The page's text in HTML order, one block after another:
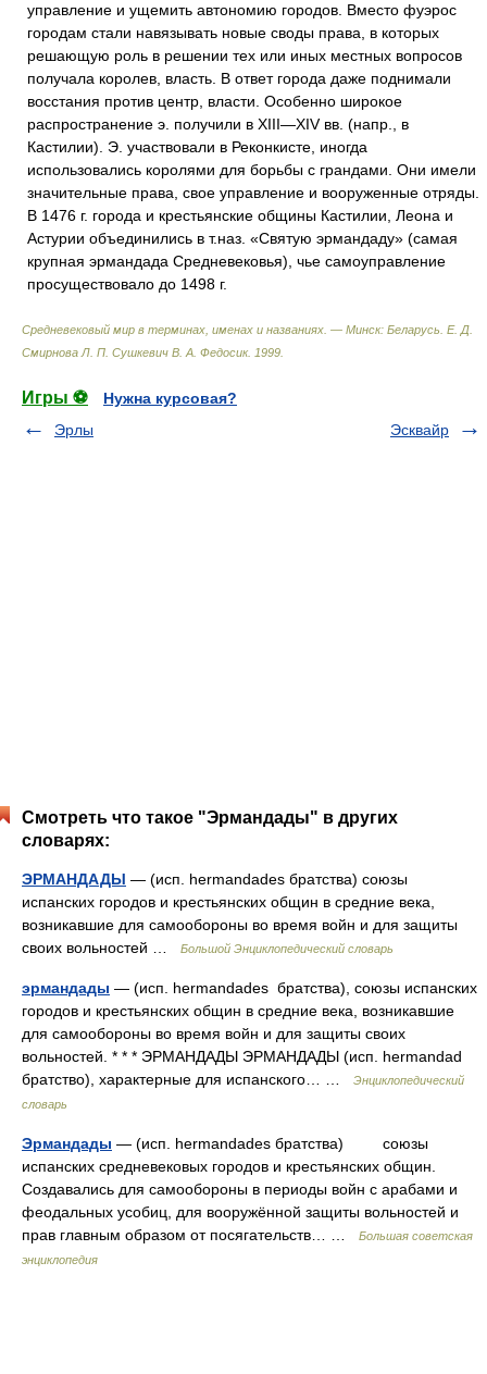
управление и ущемить автономию городов. Вместо фуэрос
городам стали навязывать новые своды права, в которых
решающую роль в решении тех или иных местных вопросов
получала королев, власть. В ответ города даже поднимали
восстания против центр, власти. Особенно широкое
распространение э. получили в XIII—XIV вв. (напр., в
Кастилии). Э. участвовали в Реконкисте, иногда
использовались королями для борьбы с грандами. Они имели
значительные права, свое управление и вооруженные отряды.
В 1476 г. города и крестьянские общины Кастилии, Леона и
Астурии объединились в т.наз. «Святую эрмандаду» (самая
крупная эрмандада Средневековья), чье самоуправление
просуществовало до 1498 г.
Средневековый мир в терминах, именах и названиях. — Минск: Беларусь Е. Д.
Смирнова Л. П. Сушкевич В. А. Федосик. 1999
Игры ⚽
Нужна курсовая?
Эрлы
Эсквайр
Смотреть что такое "Эрмандады" в других
словарях:
ЭРМАНДАДЫ — (исп. hermandades братства) союзы
испанских городов и крестьянских общин в средние века,
возникавшие для самообороны во время войн и для защиты
своих вольностей …
Большой Энциклопедический словарь
эрмандады — (исп. hermandades братства), союзы испанских
городов и крестьянских общин в средние века, возникавшие
для самообороны во время войн и для защиты своих
вольностей. * * * ЭРМАНДАДЫ ЭРМАНДАДЫ (исп. hermandad
братство), характерные для испанского… …
Энциклопедический
словарь
Эрмандады — (исп. hermandades братства) союзы
испанских средневековых городов и крестьянских общин.
Создавались для самообороны в периоды войн с арабами и
феодальных усобиц, для вооружённой защиты вольностей и
прав главным образом от посягательств… …
Большая советская
энциклопедия